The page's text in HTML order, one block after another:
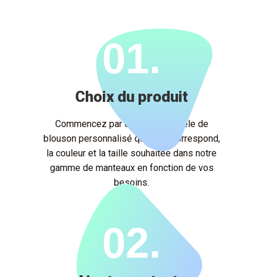
01.
Choix du produit
Commencez par choisir le modèle de
blouson personnalisé qui vous correspond,
la couleur et la taille souhaitée dans notre
gamme de manteauxen fonction de vos
besoins.
02.